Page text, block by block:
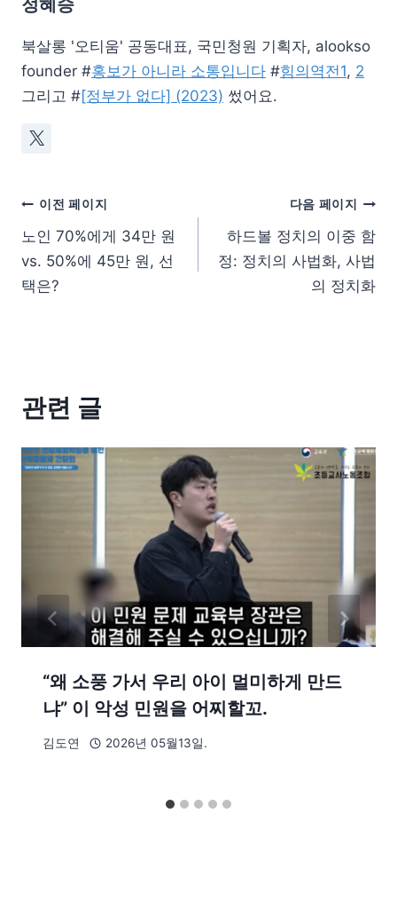
북살롱 '오티움' 공동대표, 국민청원 기획자, alookso
founder #홍보가 아니라 소통입니다 #힘의역전1, 2
그리고 #[정부가 없다] (2023) 썼어요.
이전 페이지
노인 70%에게 34만 원
vs. 50%에 45만 원, 선
택은?
다음 페이지
하드볼 정치의 이중 함
정: 정치의 사법화, 사법
의 정치화
관련 글
“왜 소풍 가서 우리 아이 멀미하게 만드
냐” 이 악성 민원을 어찌할꼬.
김도연 2026년 05월13일.